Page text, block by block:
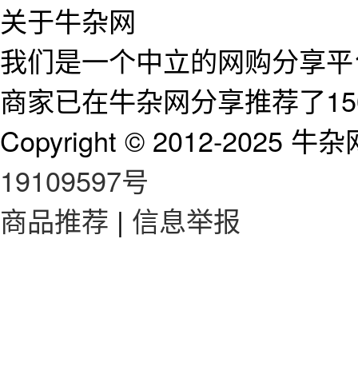
关于牛杂网
我们是一个中立的网购分享
商家已在牛杂网分享推荐了
Copyright © 2012-2025 牛
19109597号
商品推荐 | 信息举报